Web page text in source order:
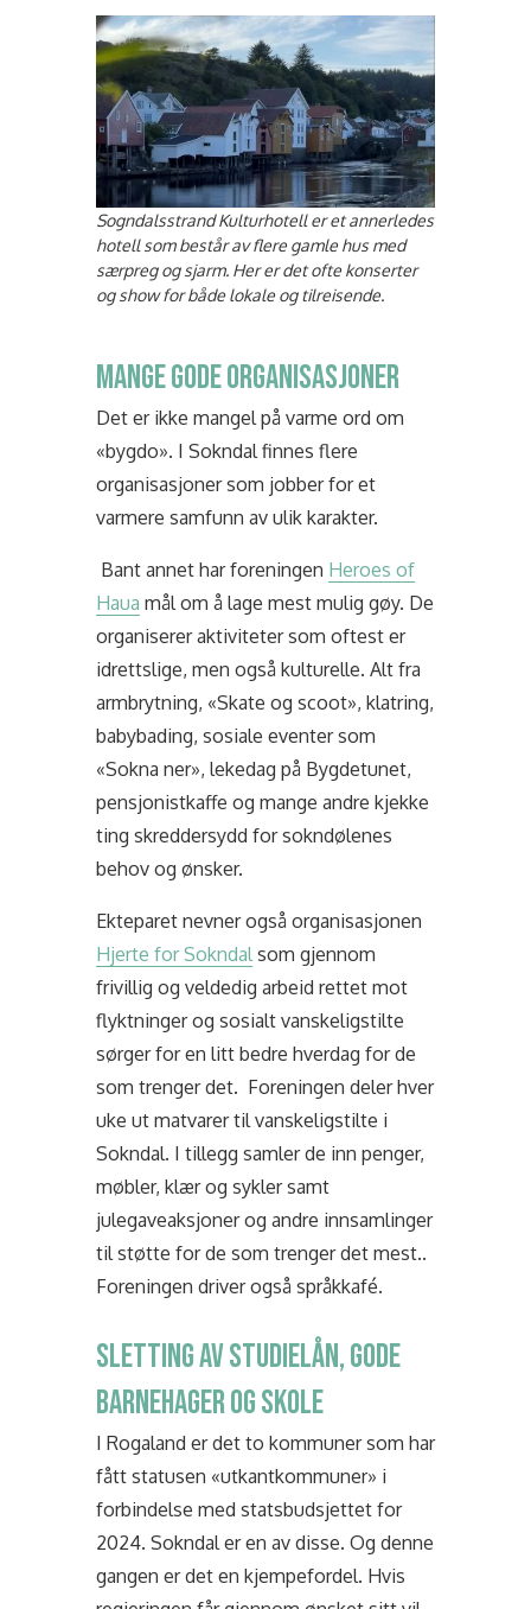
Sogndalsstrand Kulturhotell er et annerledes
hotell som består av flere gamle hus med
særpreg og sjarm. Her er det ofte konserter
og show for både lokale og tilreisende.
MANGE GODE ORGANISASJONER
Det er ikke mangel på varme ord om
«bygdo». I Sokndal finnes flere
organisasjoner som jobber for et
varmere samfunn av ulik karakter.
Bant annet har foreningen Heroes of
Haua mål om å lage mest mulig gøy. De
organiserer aktiviteter som oftest er
idrettslige, men også kulturelle. Alt fra
armbrytning, «Skate og scoot», klatring,
babybading, sosiale eventer som
«Sokna ner», lekedag på Bygdetunet,
pensjonistkaffe og mange andre kjekke
ting skreddersydd for sokndølenes
behov og ønsker.
Ekteparet nevner også organisasjonen
Hjerte for Sokndal som gjennom
frivillig og veldedig arbeid rettet mot
flyktninger og sosialt vanskeligstilte
sørger for en litt bedre hverdag for de
som trenger det. Foreningen deler hver
uke ut matvarer til vanskeligstilte i
Sokndal. I tillegg samler de inn penger,
møbler, klær og sykler samt
julegaveaksjoner og andre innsamlinger
til støtte for de som trenger det mest..
Foreningen driver også språkkafé.
SLETTING AV STUDIELÅN, GODE
BARNEHAGER OG SKOLE
I Rogaland er det to kommuner som har
fått statusen «utkantkommuner» i
forbindelse med statsbudsjettet for
2024. Sokndal er en av disse. Og denne
gangen er det en kjempefordel. Hvis